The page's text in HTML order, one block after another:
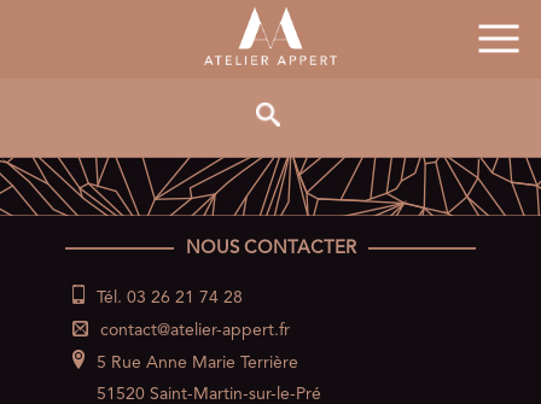
NOUS CONTACTER
5 Rue Anne Marie Terrière
51520 Saint-Martin-sur-le-Pré
Tél. 03 26 21 74 28
contact@atelier-appert.fr